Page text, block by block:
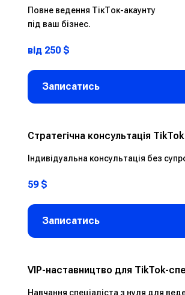
Повне ведення ТікТок-акаунту
під ваш бізнес.
від 250 $
Записатись
Стратегічна консультація TikTok
Індивідуальна консультація без
59 $
Записатись
VIP-наставництво для TikTok-
Навчання спеціаліста з нуля для